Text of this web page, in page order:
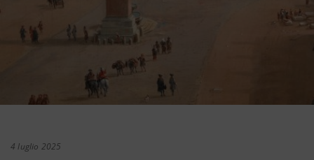
4 luglio 2025